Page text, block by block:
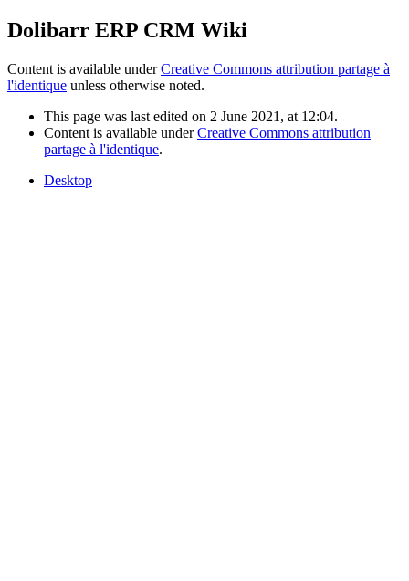
Dolibarr ERP CRM Wiki
Content is available underCreative Commons attribution partage à
l'identique unless otherwise noted.
This page was last edited on 2 June 2021, at 12:04.
Content is available underCreative Commons attribution
partage à l'identique.
Desktop